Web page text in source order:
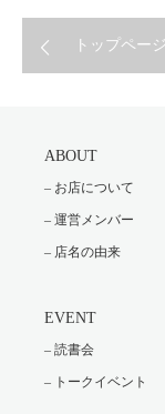
トップペー
ABOUT
– お店について
– 運営メンバー
– 店名の由来
EVENT
– 読書会
– トークイベント